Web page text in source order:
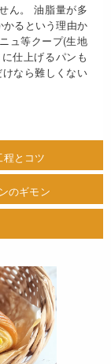
ん。 油脂量が多
かるという理由か
ュ等クープ(生地
仕上げるパンも
なら難しくない
程とコツ
のギモン